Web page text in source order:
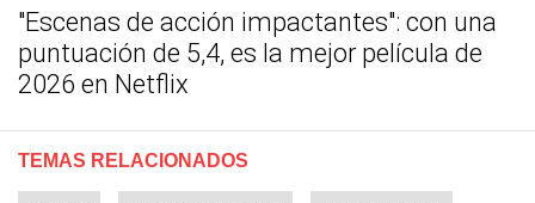
"Escenas de acción impactantes": con una
puntuación de 5,4, es la mejor película de
2026 en Netflix
TEMAS RELACIONADOS